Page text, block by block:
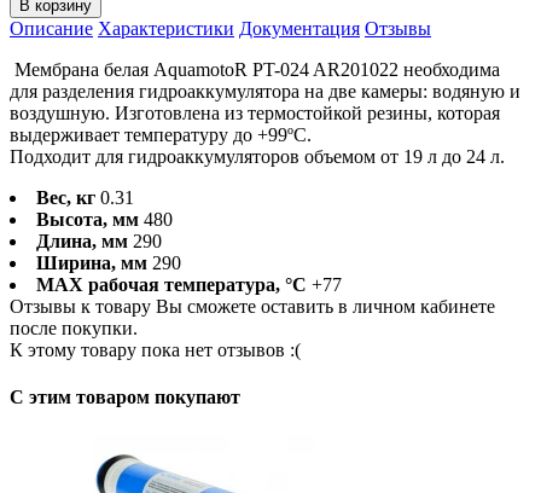
В корзину
Описание Характеристики Документация Отзывы
Мембрана белая AquamotoR PT-024 AR201022 необходима
для разделения гидроаккумулятора на две камеры: водяную и
воздушную. Изготовлена из термостойкой резины, которая
выдерживает температуру до +99ºС.
Подходит для гидроаккумуляторов объемом от 19 л до 24 л.
Вес, кг 0.31
Высота, мм 480
Длина, мм 290
Ширина, мм 290
MAX рабочая температура, °C +77
Отзывы к товару Вы сможете оставить в личном кабинете
после покупки.
К этому товару пока нет отзывов :(
C этим товаром покупают